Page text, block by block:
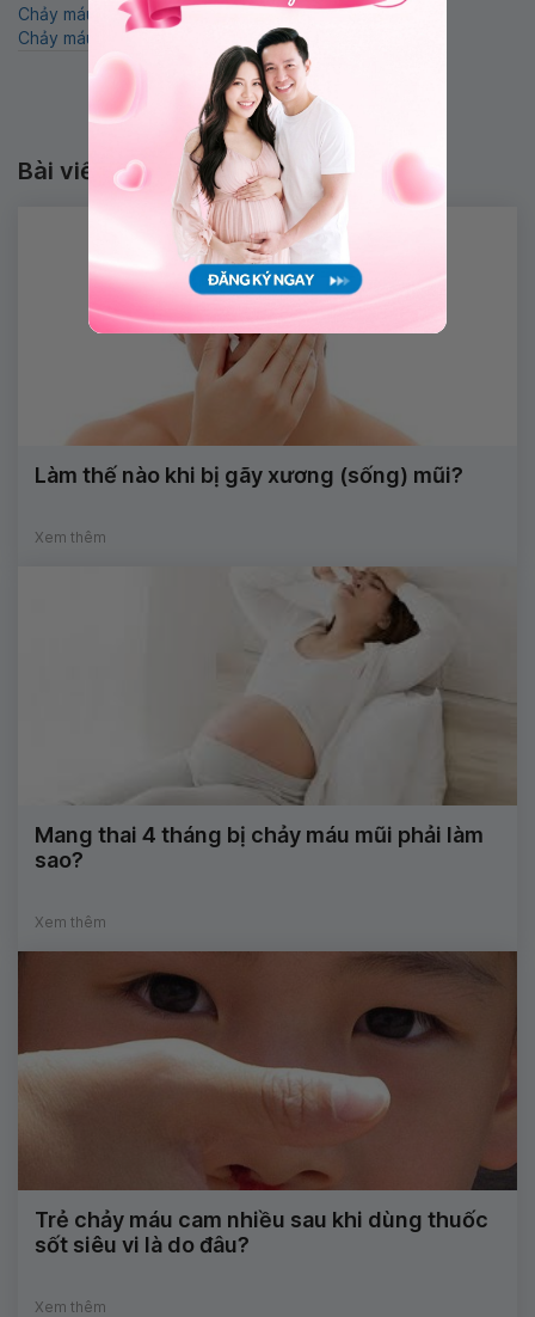
Chảy máu cam
Chảy máu mũi kéo dài
Chảy máu cam ở người lớn
Chảy máu cam nhiều lần
Bài viết liên quan
Làm thế nào khi bị gãy xương (sống) mũi?
Xem thêm
Mang thai 4 tháng bị chảy máu mũi phải làm
sao?
Xem thêm
Trẻ chảy máu cam nhiều sau khi dùng thuốc
sốt siêu vi là do đâu?
Xem thêm